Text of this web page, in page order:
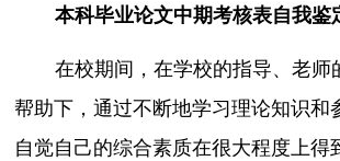
本科毕业论文中期考核表自我鉴
在校期间，在学校的指导、老师
帮助下，通过不断地学习理论知识和
自觉自己的综合素质在很大程度上得